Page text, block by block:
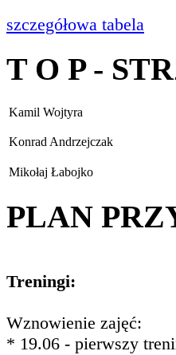
szczegółowa tabela
T O P -
Kamil Wojtyra
Konrad Andrzejczak
Mikołaj Łabojko
PLAN
Treningi:
Wznowienie zajęć:
* 19.06 - pierwszy